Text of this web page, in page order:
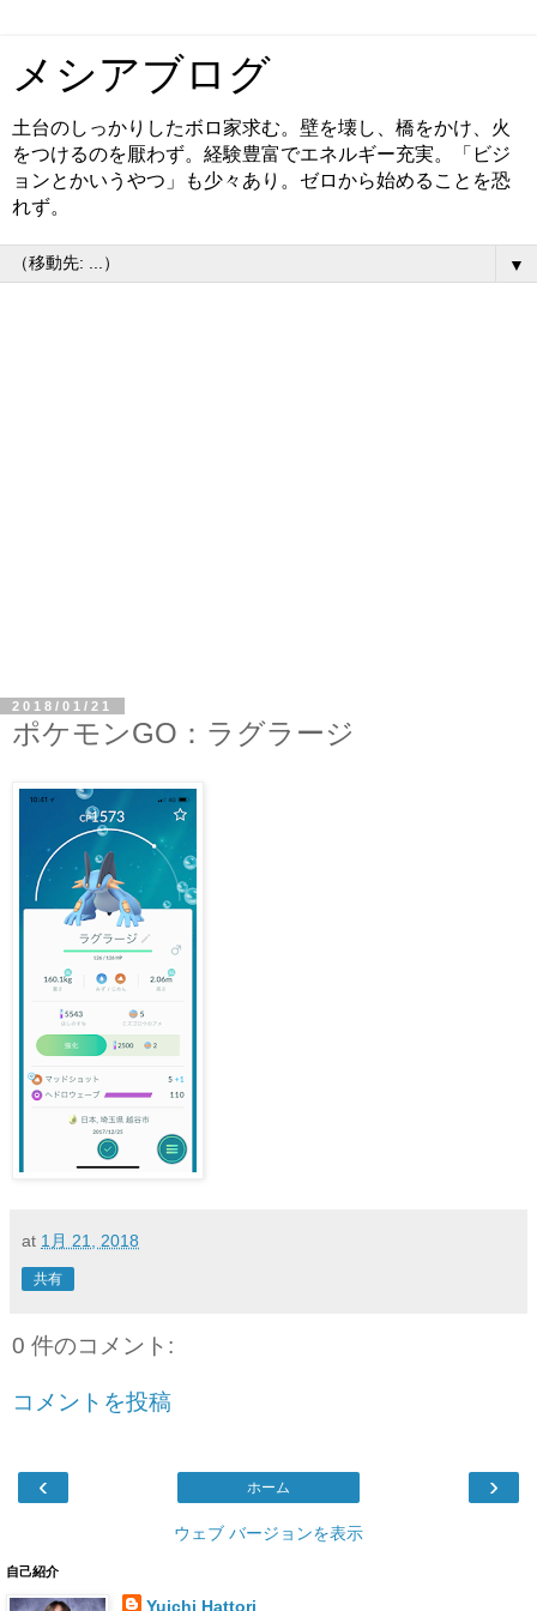
メシアブログ
土台のしっかりしたボロ家求む。壁を壊し、橋をかけ、火
をつけるのを厭わず。経験豊富でエネルギー充実。「ビジ
ョンとかいうやつ」も少々あり。ゼロから始めることを恐
れず。
▼
2018/01/21
ポケモンGO：ラグラージ
at 1月 21, 2018
共有
0 件のコメント:
コメントを投稿
‹ ›
ホーム
ウェブ バージョンを表示
自己紹介
Yuichi Hattori